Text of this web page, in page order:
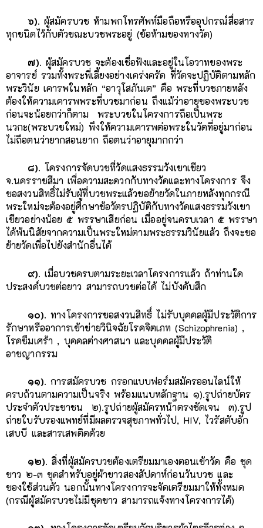
๖).ผู้สมัครบวช ห้ามพกโทรศัพท์มือถือหรืออุปกรณ์สื่อสาร
ทุกชนิดไว้กับตัวขณะบวชพระอยู่ (ข้อห้ามของทางวัด)
๗).ผู้สมัครบวช จะต้องเชื่อฟังและอยู่ในโอวาทของพระ
อาจารย์ รวมทั้งพระพี่เลี้ยงอย่างเคร่งครัด ที่วัดจะปฏิบัติตามหลัก
พระวินัย เคารพในหลัก “อาวุโสภันเต” คือ พระที่บวชภายหลัง
ต้องให้ความเคารพพระที่บวชมาก่อน ถึงแม้ว่าอายุของพระบวช
ก่อนจะน้อยกว่าก็ตาม พระบวชในโครงการถือเป็นพระ
นวกะ(พระบวชใหม่) พึงให้ความเคารพต่อพระในวัดที่อยู่มาก่อน
ไม่ถือตนว่ายากสอนยาก ถือตนว่าอายุมากกว่า
๘).โครงการจัดบวชที่วัดแสงธรรมวังเขาเขียว
จ.นครราชสีมา เพื่อความสะดวกกับทางวัดและทางโครงการ จึง
ขอสงวนสิทธิ์ไม่รับผู้ที่บวชพระแล้วขอย้ายวัดในภายหลังทุกกรณี
พระใหม่จะต้องอยู่ศึกษาข้อวัตรปฏิบัติกับทางวัดแสงธรรมวังเขา
เขียวอย่างน้อย ๕ พรรษาเสียก่อน เมื่ออยู่จนครบเวลา ๕ พรรษา
ได้พ้นนิสัยจากความเป็นพระใหม่ตามพระธรรมวินัยแล้ว ถึงจะขอ
ย้ายวัดเพื่อไปยังสำนักอื่นได้
๙).เมื่อบวชครบตามระยะเวลาโครงการแล้ว ถ้าท่านใด
ประสงค์บวชต่อยาว สามารถบวชต่อได้ ไม่บังคับสึก
๑๐).ทางโครงการขอสงวนสิทธิ์ ไม่รับบุคคลผู้มีประวัติการ
รักษาหรืออาการเข้าข่ายวินิจฉัยโรคจิตเภท (Schizophrenia) ,
โรคซึมเศร้า , บุคคลต่างศาสนา และบุคคลผู้มีประวัติ
อาชญากรรม
๑๑).การสมัครบวช กรอกแบบฟอร์มสมัครออนไลน์ให้
ครบถ้วนตามความเป็นจริง พร้อมแนบหลักฐาน ๑).รูปถ่ายบัตร
ประจำตัวประชาชน ๒).รูปถ่ายผู้สมัครหน้าตรงชัดเจน ๓).รูป
ถ่ายใบรับรองแพทย์ที่มีผลตรวจสุขภาพทั่วไป, HIV, ไวรัสตับอัก
เสบบี และสารเสพติดด้วย
๑๒).สิ่งที่ผู้สมัครบวชต้องเตรียมมาเองตอนเข้าวัด คือ ชุด
ขาว ๒-๓ ชุดสำหรับอยู่ผ้าขาวสองสัปดาห์ก่อนวันบวช และ
ของใช้ส่วนตัว นอกนั้นทางโครงการจะจัดเตรียมมาให้ทั้งหมด
(กรณีผู้สมัครบวชไม่มีชุดขาว สามารถแจ้งทางโครงการได้)